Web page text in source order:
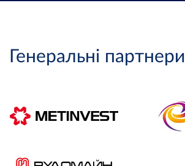
Генеральні партнери